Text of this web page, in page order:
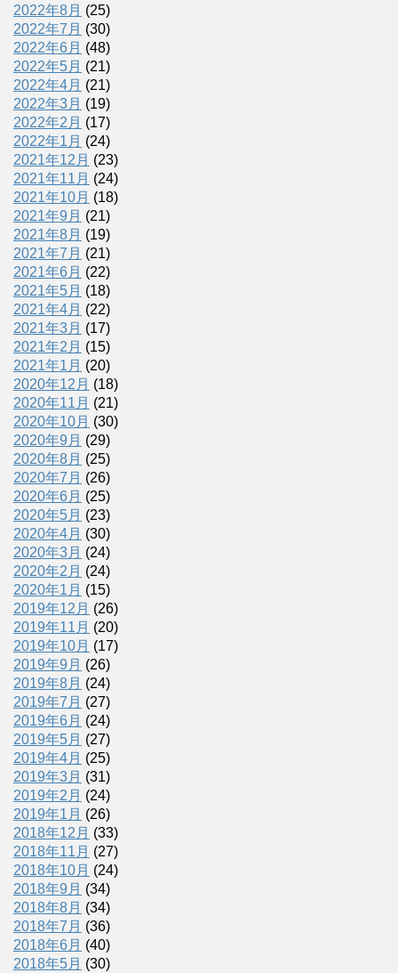
2022年8月 (25)
2022年7月 (30)
2022年6月 (48)
2022年5月 (21)
2022年4月 (21)
2022年3月 (19)
2022年2月 (17)
2022年1月 (24)
2021年12月 (23)
2021年11月 (24)
2021年10月 (18)
2021年9月 (21)
2021年8月 (19)
2021年7月 (21)
2021年6月 (22)
2021年5月 (18)
2021年4月 (22)
2021年3月 (17)
2021年2月 (15)
2021年1月 (20)
2020年12月 (18)
2020年11月 (21)
2020年10月 (30)
2020年9月 (29)
2020年8月 (25)
2020年7月 (26)
2020年6月 (25)
2020年5月 (23)
2020年4月 (30)
2020年3月 (24)
2020年2月 (24)
2020年1月 (15)
2019年12月 (26)
2019年11月 (20)
2019年10月 (17)
2019年9月 (26)
2019年8月 (24)
2019年7月 (27)
2019年6月 (24)
2019年5月 (27)
2019年4月 (25)
2019年3月 (31)
2019年2月 (24)
2019年1月 (26)
2018年12月 (33)
2018年11月 (27)
2018年10月 (24)
2018年9月 (34)
2018年8月 (34)
2018年7月 (36)
2018年6月 (40)
2018年5月 (30)